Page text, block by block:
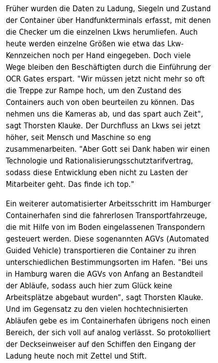
Früher wurden die Daten zu Ladung, Siegeln und Zustand
der Container über Handfunkterminals erfasst, mit denen
die Checker um die einzelnen Lkws herumliefen. Auch
heute werden einzelne Größen wie etwa das Lkw-
Kennzeichen noch per Hand eingegeben. Doch viele
Wege bleiben den Beschäftigten durch die Einführung der
OCR Gates erspart. "Wir müssen jetzt nicht mehr so oft
die Treppe zur Rampe hoch, um den Zustand des
Containers auch von oben beurteilen zu können. Das
nehmen uns die Kameras ab, und das spart auch Zeit",
sagt Thorsten Klauke. Der Durchfluss an Lkws sei jetzt
höher, seit Mensch und Maschine so eng
zusammenarbeiten. "Aber Gott sei Dank haben wir einen
Technologie und Rationalisierungsschutztarifvertrag,
sodass diese Entwicklung eben nicht zu Lasten der
Mitarbeiter geht. Das finde ich top."
Ein weiterer automatisierter Arbeitsschritt im Hamburger
Containerhafen sind die fahrerlosen Transportfahrzeuge,
die mit Hilfe von im Boden eingelassenen Transpondern
gesteuert werden. Diese sogenannten AGVs (Automated
Guided Vehicle) transportieren die Container zu ihren
unterschiedlichen Bestimmungsorten im Hafen. "Bei uns
in Hamburg waren die AGVs von Anfang an Bestandteil
der Abläufe, sodass auch hier zum Glück keine
Arbeitsplätze abgebaut wurden", sagt Thorsten Klauke.
Und im Gegensatz zu den vielen hochtechnisierten
Abläufen gebe es im Containerhafen übrigens noch einen
Bereich, der sich voll auf analog verlässt. So protokolliert
der Deckseinweiser auf den Schiffen den Eingang der
Ladung heute noch mit Zettel und Stift.